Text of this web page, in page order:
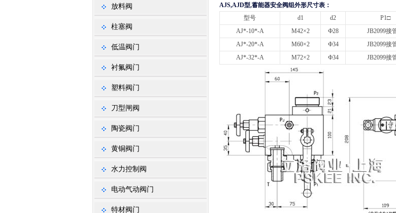
放料阀
柱塞阀
低温阀门
衬氟阀门
塑料阀门
刀型闸阀
陶瓷阀门
黄铜阀门
水力控制阀
电动气动阀门
特材阀门
AJS,AJD型,蓄能器安全阀组外形尺寸表：
型号
d1 d2 P1□
AJ*-10*-A
M42×2 Ф28 JB2099接
AJ*-20*-A
M60×2 Ф34 JB2099接
AJ*-32*-A
M72×2 Ф34 JB2099接